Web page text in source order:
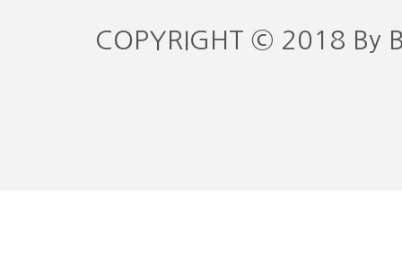
COPYRIGHT © 2018 By